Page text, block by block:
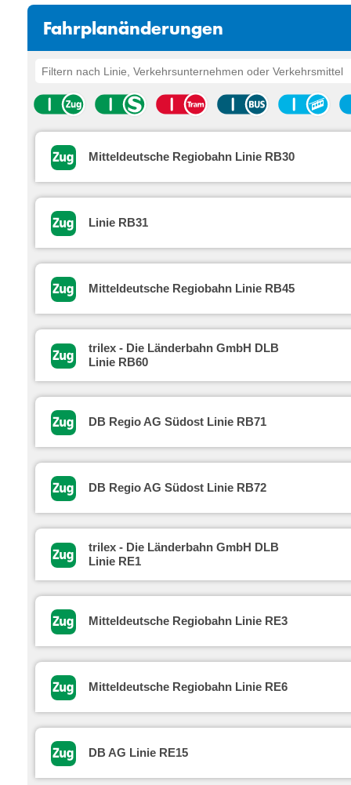
Fahrplanänderungen
Mitteldeutsche Regiobahn Linie RB30
Linie RB31
Mitteldeutsche Regiobahn Linie RB45
trilex - Die Länderbahn GmbH DLB
Linie RB60
DB Regio AG Südost Linie RB71
DB Regio AG Südost Linie RB72
trilex - Die Länderbahn GmbH DLB
Linie RE1
Mitteldeutsche Regiobahn Linie RE3
Mitteldeutsche Regiobahn Linie RE6
DB AG Linie RE15